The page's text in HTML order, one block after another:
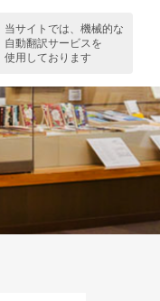
当サイトでは、機械的な
自動翻訳サービスを
使用しております